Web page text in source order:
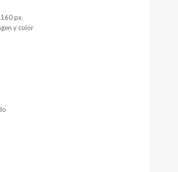
px
y color